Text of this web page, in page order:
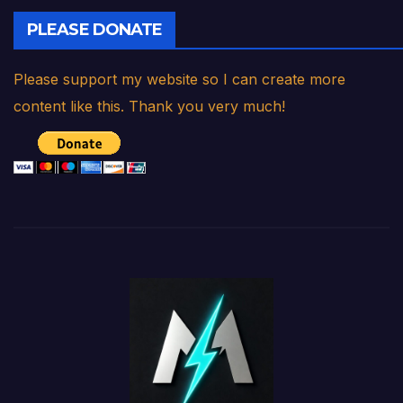
PLEASE DONATE
Please support my website so I can create more
content like this. Thank you very much!